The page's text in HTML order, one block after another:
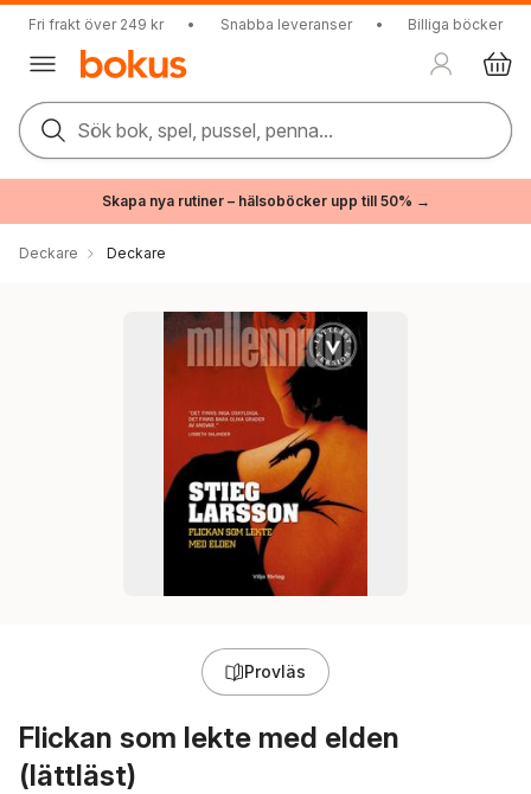
Fri frakt över 249 kr • Snabba leveranser • Billiga böcker
Sök bok, spel, pussel, penna...
Skapa nya rutiner – hälsoböcker upp till 50% →
Deckare Deckare
Provläs
Flickan som lekte med elden
(lättläst)